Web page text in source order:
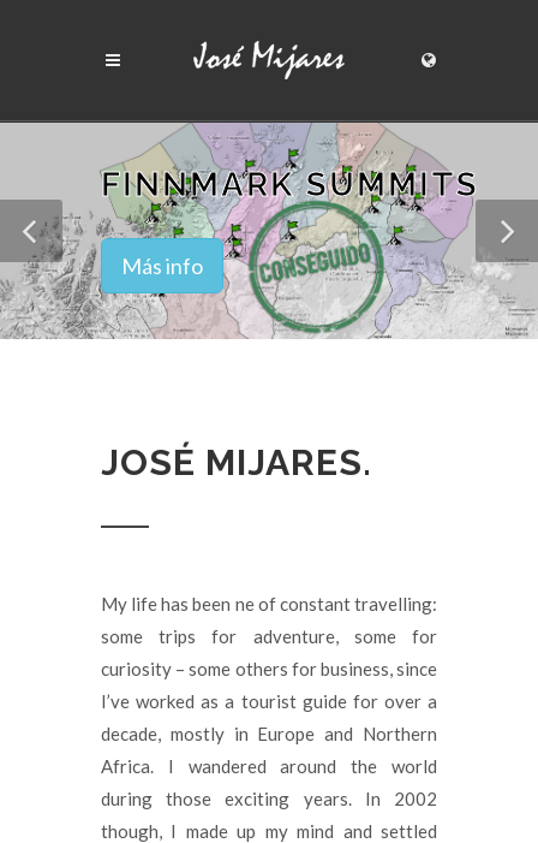
FINNMARK SUMMITS
Más info
JOSÉ MIJARES.
My life has been ne of constant travelling:
some trips for adventure, some for
curiosity – some others for business, since
I’ve worked as a tourist guide for over a
decade, mostly in Europe and Northern
Africa. I wandered around the world
during those exciting years. In 2002
though, I made up my mind and settled